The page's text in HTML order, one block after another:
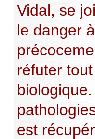
Vidal, se
le danger
réfuter
est